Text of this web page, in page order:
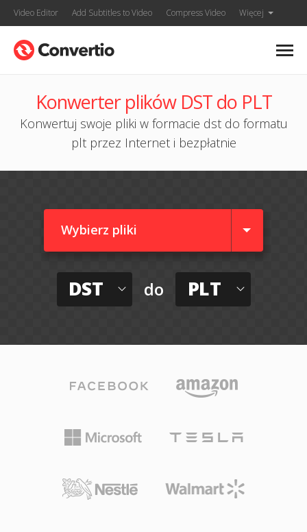
Video Editor Add Subtitles to Video Compress Video Więcej
Konwerter plików DST do PLT
Konwertuj swoje pliki w formacie dst do formatu
plt przez Internet i bezpłatnie
Wybierz pliki
DST do PLT